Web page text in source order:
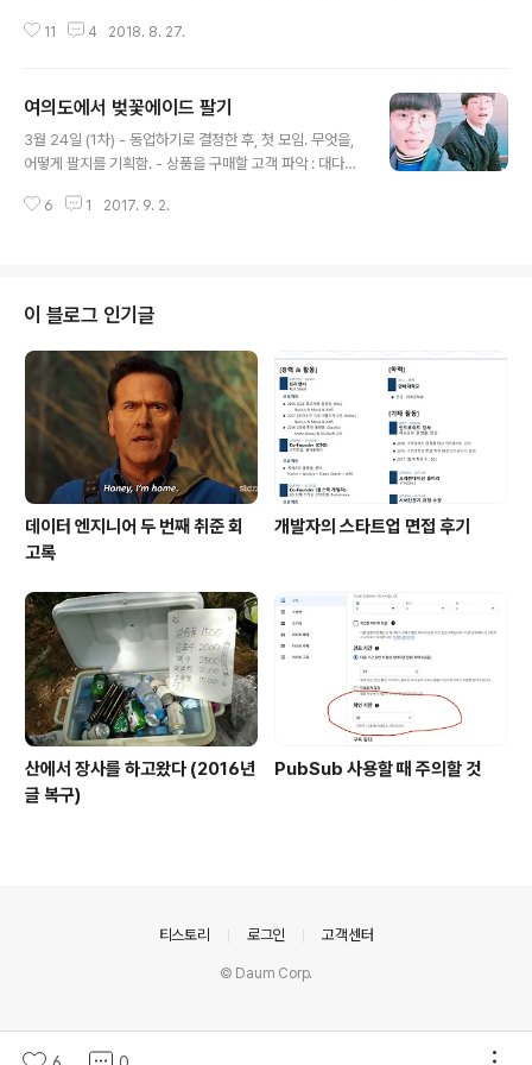
-----------------------------------------------
식의 흐름대로 글을 써보려고 한다. (글쓴이는 대학생입니
건 2년 전이다. 인터넷에서 글로 접했던 디지털 노마드는
내게 있어 너무도 멋있었다. 일하면서 동시에 다양한 광경
을 눈에 담을 수 있었으니까. 그렇게 가야겠다고 결심을 한
획이 거창한 것은 아니었다. 내게 비는 시간을 파악해서 일
11 4 2018. 8. 27.
여의도에서 벚꽃에이드 팔기
3월 24일 (1차) - 동업하기로 결정한 후, 첫 모임. 무엇을,
어떻게 팔지를 기획함. - 상품을 구매할 고객 파악 : 대다수
우 주말처럼 공휴일에 많이 올 듯. - 상품을 어떻게 구매할
그 특별한 날에 ‘분위기’에 취하기 위해 온다. 분위기.분위
기. 그렇게 목적성없이 걷다가 이목이 끌리는 곳에서 음식
을 먹는다거나 무언가를 산다. 즉 연인이라는 가정하에 그
들은 방향성없는 구매를 할 것으로 예상됨. - 무슨 상품을
판매할 것인가 : 고객들이 이 곳에 오는 이유는 분위기를 즐
기..
6 1 2017. 9. 2.
이 블로그 인기글
데이터 엔지니어 두 번째 취준 회
고록
개발자의 스타트업 면접 후기
산에서 장사를 하고왔다 (2016년
글 복구)
PubSub 사용할 때 주의할 것
티스토리 로그인 고객센터
© Daum Corp.